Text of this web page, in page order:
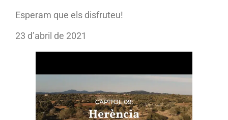
Esperam que els disfruteu!
23 d’abril de 2021